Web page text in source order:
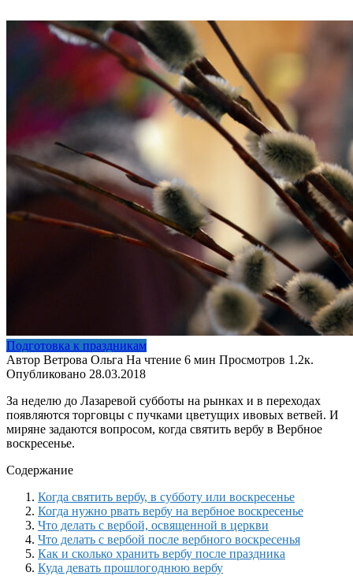
Подготовка к праздникам
Автор Ветрова Ольга На чтение 6 мин Просмотров 1.2к.
Опубликовано 28.03.2018
За неделю до Лазаревой субботы на рынках и в переходах
появляются торговцы с пучками цветущих ивовых ветвей. И
миряне задаются вопросом, когда святить вербу в Вербное
воскресенье.
Содержание
Когда святить вербу, в субботу или воскресенье
Когда нужно рвать вербу на вербное воскресенье
Что делать с вербой, освященной в церкви
Что делать с вербой после вербного воскресенья
Как и сколько хранить вербу после праздника
Куда девать прошлогоднюю вербу